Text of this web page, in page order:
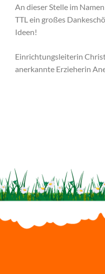
An dieser Stelle im
TTL ein großes
Ideen!
Einrichtungsleiterin
anerkannte Erzieherin